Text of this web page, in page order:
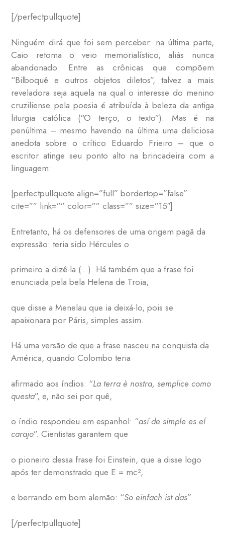
[/perfectpullquote]
Ninguém dirá que foi sem perceber: na última parte,
Caio retoma o veio memorialístico, aliás nunca
abandonado. Entre as crônicas que compõem
“Bilboquê e outros objetos diletos”, talvez a mais
reveladora seja aquela na qual o interesse do menino
cruziliense pela poesia é atribuída à beleza da antiga
liturgia católica (“O terço, o texto”). Mas é na
penúltima – mesmo havendo na última uma deliciosa
anedota sobre o crítico Eduardo Frieiro – que o
escritor atinge seu ponto alto na brincadeira com a
linguagem:
[perfectpullquote align=”full” bordertop=”false”
cite=”” link=”” color=”” class=”” size=”15″]
Entretanto, há os defensores de uma origem pagã da
expressão: teria sido Hércules o
primeiro a dizê-la (…). Há também que a frase foi
enunciada pela bela Helena de Troia,
que disse a Menelau que ia deixá-lo, pois se
apaixonara por Páris, simples assim.
Há uma versão de que a frase nasceu na conquista da
América, quando Colombo teria
afirmado aos índios: “La terra è nostra, semplice como
questa”, e, não sei por quê,
o índio respondeu em espanhol: “así de simple es el
carajo”. Cientistas garantem que
o pioneiro dessa frase foi Einstein, que a disse logo
após ter demonstrado que E = mc²,
e berrando em bom alemão: “So einfach ist das”.
[/perfectpullquote]